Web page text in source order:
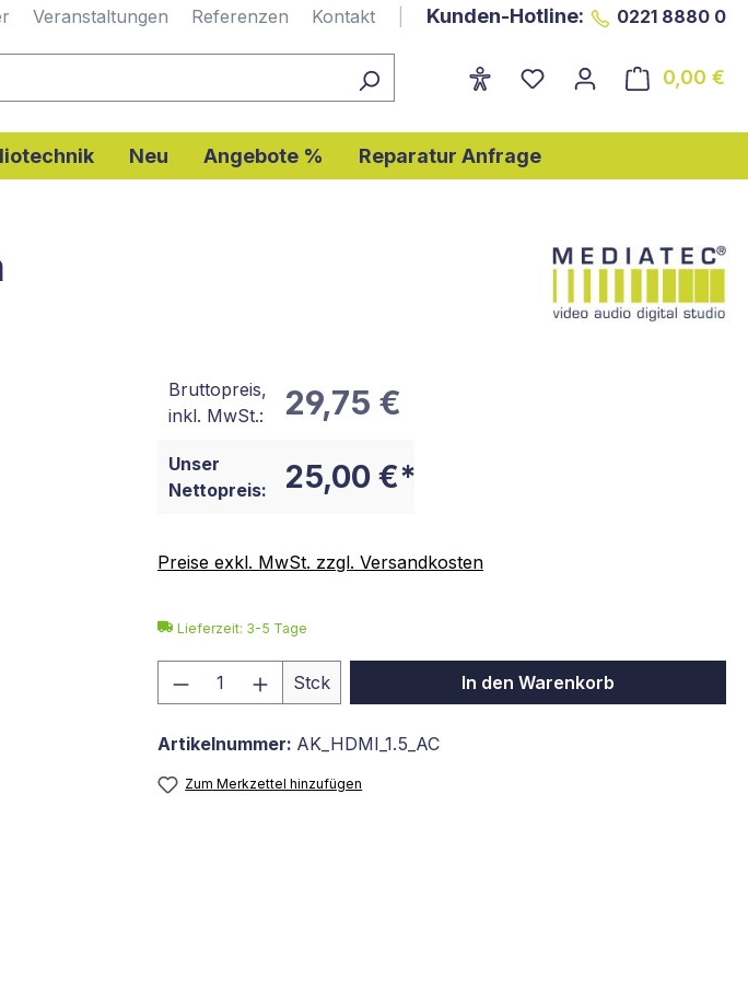
Veranstaltungen Referenzen Kontakt Kunden-Hotline: 0221 8880 0
0,00 €
Neu Angebote % Reparatur Anfrage
Bruttopreis,
inkl. MwSt.:
29,75 €
Unser
Nettopreis:
25,00 €*
Preise exkl. MwSt. zzgl. Versandkosten
Lieferzeit: 3-5 Tage
Produkt Anzahl: Gib den gewünschten Wert
Stck In den Warenkorb
Artikelnummer: AK_HDMI_1.5_AC
Zum Merkzettel hinzufügen